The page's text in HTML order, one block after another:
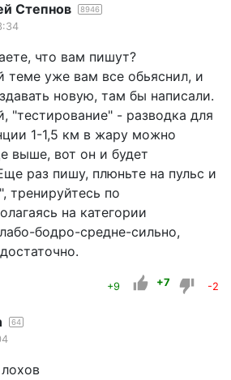
Степнов 8946
что вам пишут?
теме уже вам все обьяснил, и
новую, там бы написали.
"тестирование" - разводка для
1-1,5 км в жару можно
выше, вот он и будет
раз пишу, плюньте на пульс и
тренируйтесь по
на категории
бодро-средне-сильно,
+9 +7 -2
64